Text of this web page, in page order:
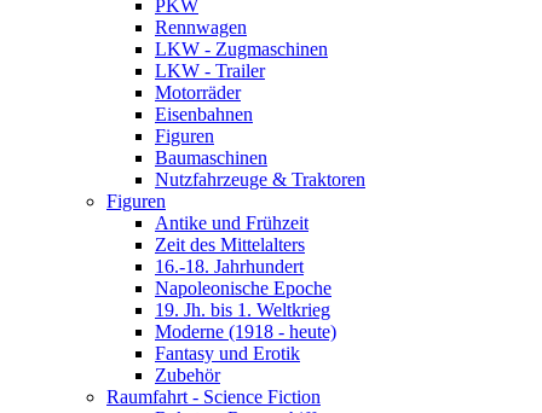
PKW
Rennwagen
LKW - Zugmaschinen
LKW - Trailer
Motorräder
Eisenbahnen
Figuren
Baumaschinen
Nutzfahrzeuge & Traktoren
Figuren
Antike und Frühzeit
Zeit des Mittelalters
16.-18. Jahrhundert
Napoleonische Epoche
19. Jh. bis 1. Weltkrieg
Moderne (1918 - heute)
Fantasy und Erotik
Zubehör
Raumfahrt - Science Fiction